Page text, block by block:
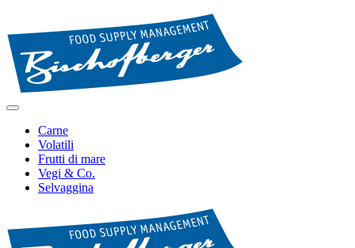
Carne
Volatili
Frutti di mare
Vegi & Co.
Selvaggina